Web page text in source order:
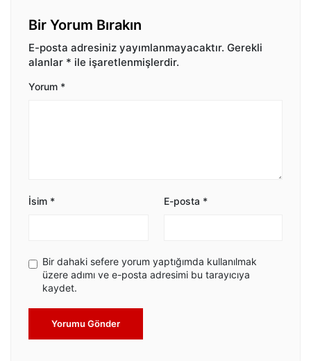
Bir Yorum Bırakın
E-posta adresiniz yayımlanmayacaktır. Gerekli
alanlar * ile işaretlenmişlerdir.
Yorum *
İsim * E-posta *
Bir dahaki sefere yorum yaptığımda kullanılmak
üzere adımı ve e-posta adresimi bu tarayıcıya
kaydet.
Yorumu Gönder